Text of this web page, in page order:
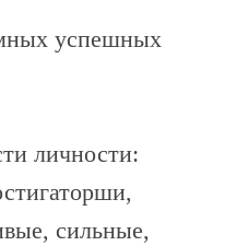
успешных
личности:
сильные,